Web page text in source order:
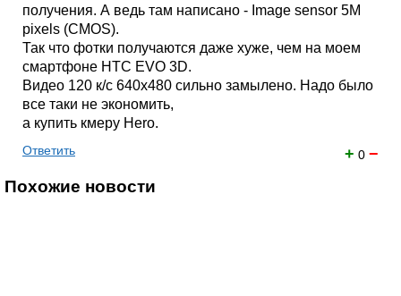
получения. А ведь там написано - Image sensor 5M
pixels (CMOS).
Так что фотки получаются даже хуже, чем на моем
смартфоне HTC EVO 3D.
Видео 120 к/с 640x480 сильно замылено. Надо было
все таки не экономить,
а купить кмеру Hero.
+ 0 −
Ответить
Похожие новости